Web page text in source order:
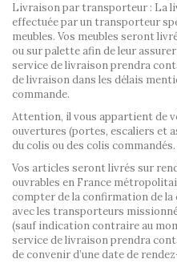
Livraison par transporteur : La
effectuée par un transporteur
meubles. Vos meubles seront
ou sur palette afin de leur
service de livraison prendra
de livraison dans les délais
commande.
Attention, il vous appartient de
ouvertures (portes, escaliers et
du colis ou des colis commandés.
Vos articles seront livrés sur
ouvrables en France
compter de la confirmation de la
avec les transporteurs
(sauf indication contraire au
service de livraison prendra
de convenir d’une date de